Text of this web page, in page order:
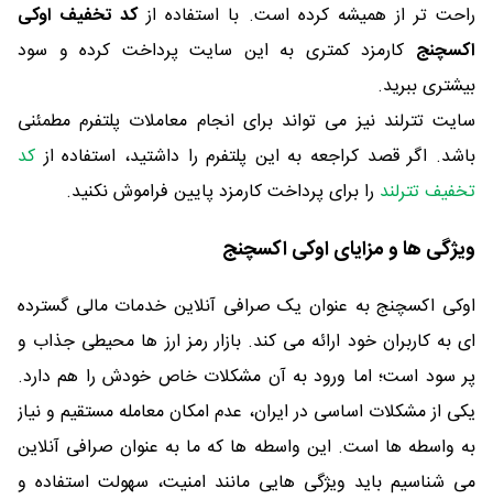
راحت تر از همیشه کرده است. با استفاده ازکد تخفیف اوکی
اکسچنج کارمزد کمتری به این سایت پرداخت کرده و سود
بیشتری ببرید.
سایت تترلند نیز می تواند برای انجام معاملات پلتفرم مطمئنی
باشد. اگر قصد کراجعه به این پلتفرم را داشتید، استفاده از کد
تخفیف تترلند را برای پرداخت کارمزد پایین فراموش نکنید.
ویژگی ها و مزایای اوکی اکسچنج
اوکی اکسچنج به عنوان یک صرافی آنلاین خدمات مالی گسترده
ای به کاربران خود ارائه می کند. بازار رمز ارز ها محیطی جذاب و
پر سود است؛ اما ورود به آن مشکلات خاص خودش را هم دارد.
یکی از مشکلات اساسی در ایران، عدم امکان معامله مستقیم و نیاز
به واسطه ها است. این واسطه ها که ما به عنوان صرافی آنلاین
می شناسیم باید ویژگی هایی مانند امنیت، سهولت استفاده و